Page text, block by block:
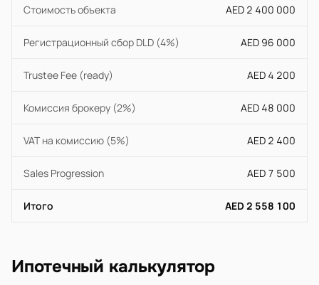
Стоимость объекта AED 2 400 000
Регистрационный сбор DLD (4%) AED 96 000
Trustee Fee (ready) AED 4 200
Комиссия брокеру (2%) AED 48 000
VAT на комиссию (5%) AED 2 400
Sales Progression AED 7 500
Итого AED 2 558 100
Ипотечный калькулятор